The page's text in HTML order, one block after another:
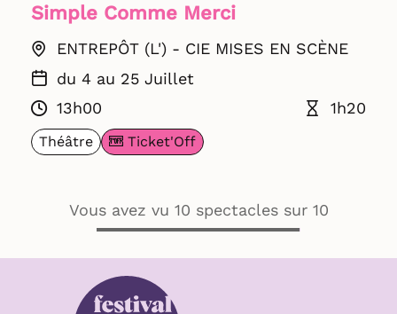
Simple Comme Merci
ENTREPÔT (L') - CIE MISES EN SCÈNE
du 4 au 25 Juillet
13h00
1h20
Théâtre Ticket'Off
Vous avez vu 10 spectacles sur 10